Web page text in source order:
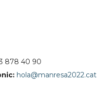
878 40 90
hola@manresa2022.cat